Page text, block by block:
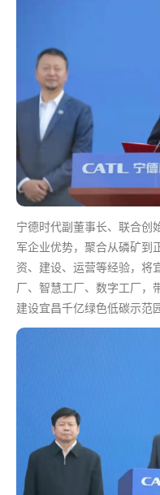
宁德时代副董事长、联合创
军企业优势，聚合从磷矿到
资、建设、运营等经验，将
厂、智慧工厂、数字工厂，
建设宜昌千亿绿色低碳示范